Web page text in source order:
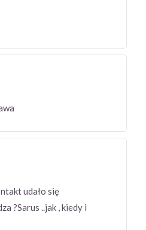
udało się
?Sarus ..jak , kiedy i